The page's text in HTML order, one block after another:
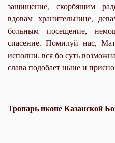
защищение, скорбящим
вдовам хранительнице,
больным посещение,
спасение. Помилуй нас,
исполни, вся бо суть
слава подобает ныне и
Тропарь иконе Казанской